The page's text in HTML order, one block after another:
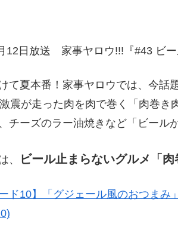
12日放送 家事ヤロウ!!!『#43 ビ
て夏本番！家事ヤロウでは、今話
震が走った肉を肉で巻く「肉巻
チーズのラー油焼きなど「ビール
、 ビール止まらないグルメ「
ード10】「グジェール風のおつま